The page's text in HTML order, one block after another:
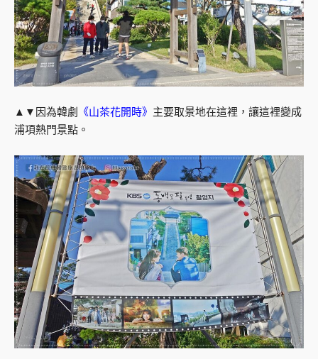
▲▼因為韓劇 《山茶花開時》 主要取景地在這裡，讓這裡變成
浦項熱門景點。